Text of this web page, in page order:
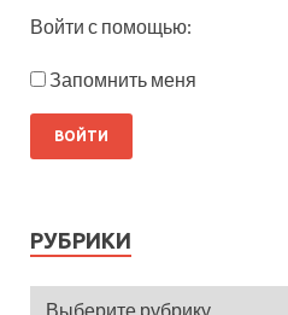
Войти с помощью:
Запомнить меня
РУБРИКИ